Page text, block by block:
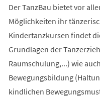
Der TanzBau bietet vor
Möglichkeiten ihr
Kindertanzkursen findet
Grundlagen der
Raumschulung,...) wie
Bewegungsbildung
kindlichen